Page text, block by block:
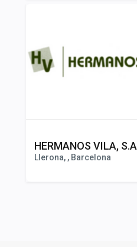
HERMANOS VILA, S.A
Llerona, , Barcelona